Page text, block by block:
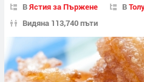
ВЯстия за Пържене В
Видяна 113,740 пъти